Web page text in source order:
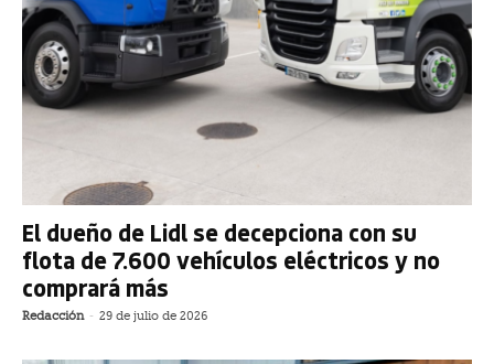
El dueño de Lidl se decepciona con su
flota de 7.600 vehículos eléctricos y no
comprará más
Redacción - 29 de julio de 2026